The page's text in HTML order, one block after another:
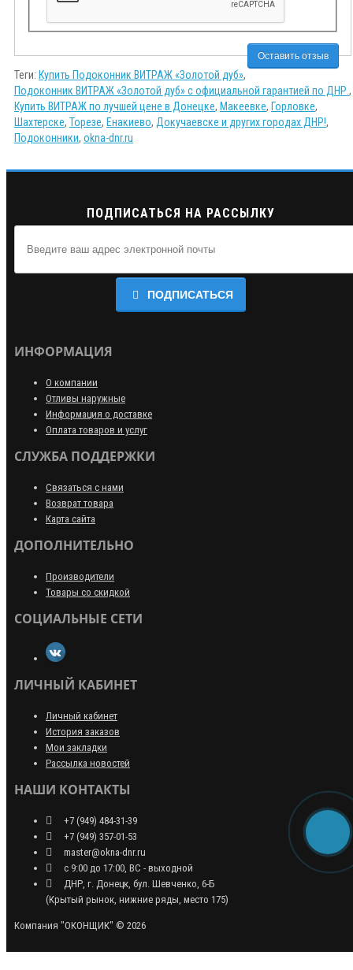
Оставить отзыв
Теги: Купить Подоконник ВИТРАЖ «Золотой дуб»,
Подоконник ВИТРАЖ «Золотой дуб» с официальной гарантией по ДНР.,
Купить ВИТРАЖ по лучшей цене в Донецке, Макеевке, Горловке,
Шахтерске, Торезе, Енакиево, Докучаевске и других городах ДНР!,
Подоконники, okna-dnr.ru
ПОДПИСАТЬСЯ НА РАССЫЛКУ
ПОДПИСАТЬСЯ
ИНФОРМАЦИЯ
О компании
Отливы наружные
Информация о доставке
Оплата товаров и услуг
СЛУЖБА ПОДДЕРЖКИ
Связаться с нами
Возврат товара
Карта сайта
ДОПОЛНИТЕЛЬНО
Производители
Товары со скидкой
СОЦИАЛЬНЫЕ СЕТИ
ЛИЧНЫЙ КАБИНЕТ
Личный кабинет
История заказов
Мои закладки
Рассылка новостей
НАШИ КОНТАКТЫ
+7 (949) 484-31-39
+7 (949) 357-01-53
master@okna-dnr.ru
с 9:00 до 17:00, ВС - выходной
ДНР, г. Донецк, бул. Шевченко, 6-Б
(Крытый рынок, нижние ряды, место 175)
Компания "ОКОНЩИК" © 2026